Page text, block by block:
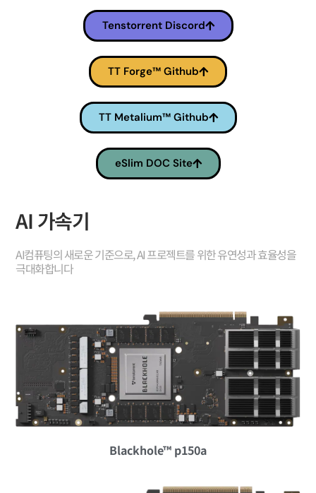
Tenstorrent Discord
TT Forge™ Github
TT Metalium™ Github
eSlim DOC Site
AI 가속기
AI컴퓨팅의 새로운 기준으로, AI 프로젝트를 위한 유연성과 효율성을
극대화합니다
Blackhole™ p150a